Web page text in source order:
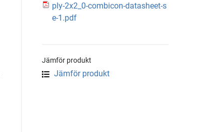
ply-2x2_0-combicon-datasheet-s
e-1.pdf
Jämför produkt
Jämför produkt